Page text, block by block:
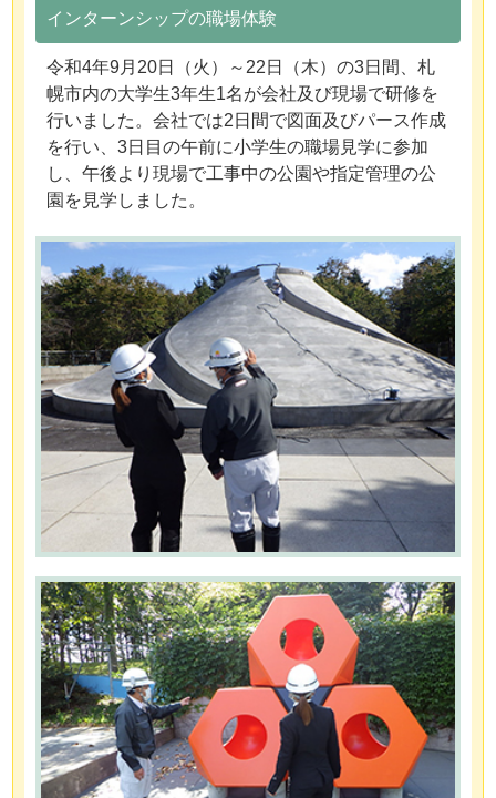
インターンシップの職場体験
令和4年9月20日（火）～22日（木）の3日間、札
幌市内の大学生3年生1名が会社及び現場で研修を
行いました。会社では2日間で図面及びパース作成
を行い、3日目の午前に小学生の職場見学に参加
し、午後より現場で工事中の公園や指定管理の公
園を見学しました。